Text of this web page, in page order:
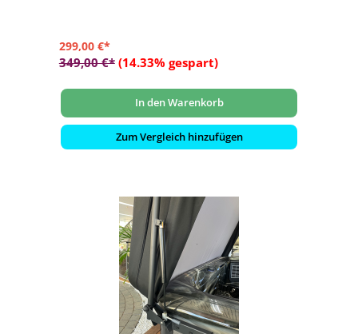
299,00 €*
349,00 €* (14.33% gespart)
In den Warenkorb
Zum Vergleich hinzufügen